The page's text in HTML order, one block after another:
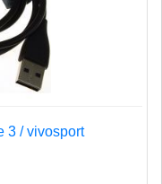
3 / vivosport